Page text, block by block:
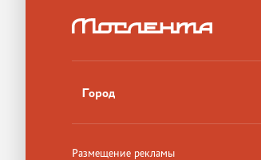
Город
Размещение рекламы